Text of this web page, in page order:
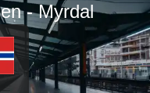
- Myrdal